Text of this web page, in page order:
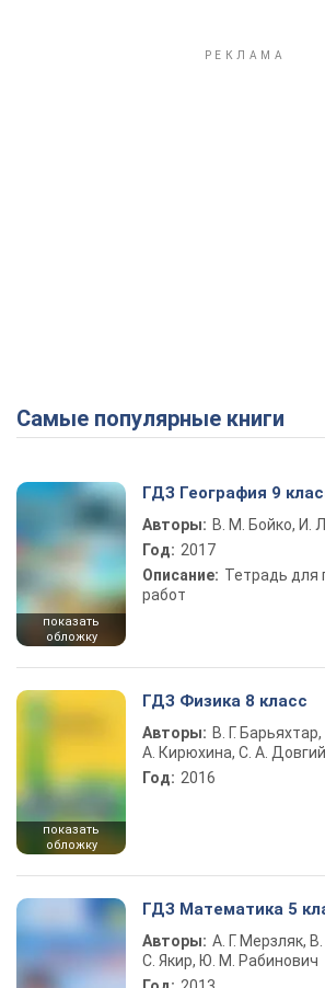
Самые популярные книги
показать
обложку
ГДЗ География 9
Авторы: В. М. Бойко, И.
Год: 2017
Описание: Тетрадь для
работ
показать
обложку
ГДЗ Физика 8 класс
Авторы: В. Г.
А. Кирюхина, С. А. Довгий
Год: 2016
ГДЗ Математика 5
Авторы: А. Г. Мерзляк,
С. Якир, Ю. М. Рабинович